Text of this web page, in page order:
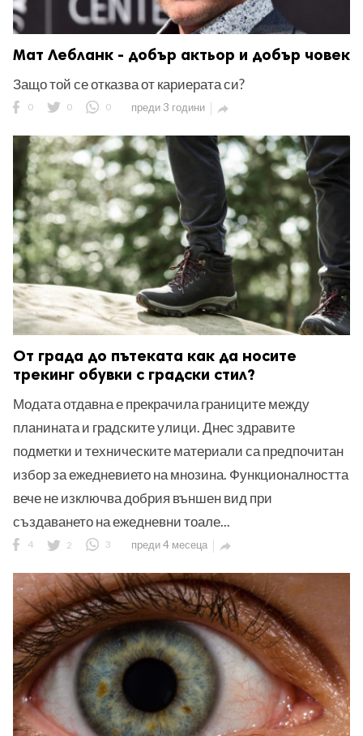
Мат Лебланк - добър актьор и добър човек
Защо той се отказва от кариерата си?
0 0 0 преди 3 години 
От града до пътеката как да носите
трекинг обувки с градски стил?
Модата отдавна е прекрачила границите между
планината и градските улици. Днес здравите
подметки и техническите материали са предпочитан
избор за ежедневието на мнозина. Функционалността
вече не изключва добрия външен вид при
създаването на ежедневни тоале...
4 2 3 преди 4 месеца 